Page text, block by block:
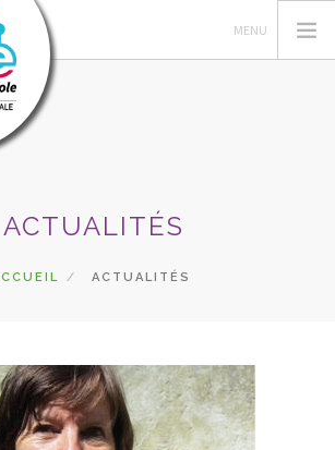
ACTUALITÉS
ACTUALITÉS